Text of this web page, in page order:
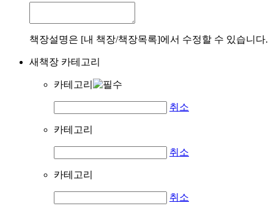
책장설명은 [내 책장/책장목록]에서 수정할 수 있습니다.
새책장 카테고리
카테고리
취소
카테고리
취소
카테고리
취소